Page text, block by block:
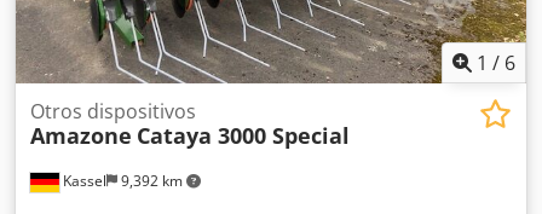
1 / 6
Kassel 9,392 km
Otros dispositivos
Amazone Cataya 3000 Special